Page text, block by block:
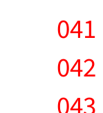
041
042